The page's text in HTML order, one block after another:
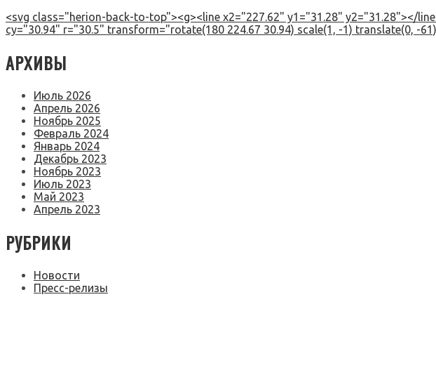
<svg class="herion-back-to-top"><g><line x2="227.62" y1="31.28" y2="31.28"></
cy="30.94" r="30.5" transform="rotate(180 224.67 30.94) scale(1, -1) translate(0, -
АРХИВЫ
Июль 2026
Апрель 2026
Ноябрь 2025
Февраль 2024
Январь 2024
Декабрь 2023
Ноябрь 2023
Июль 2023
Май 2023
Апрель 2023
РУБРИКИ
Новости
Пресс-релизы